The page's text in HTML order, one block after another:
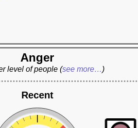
Anger
level of people(see more…)
Recent